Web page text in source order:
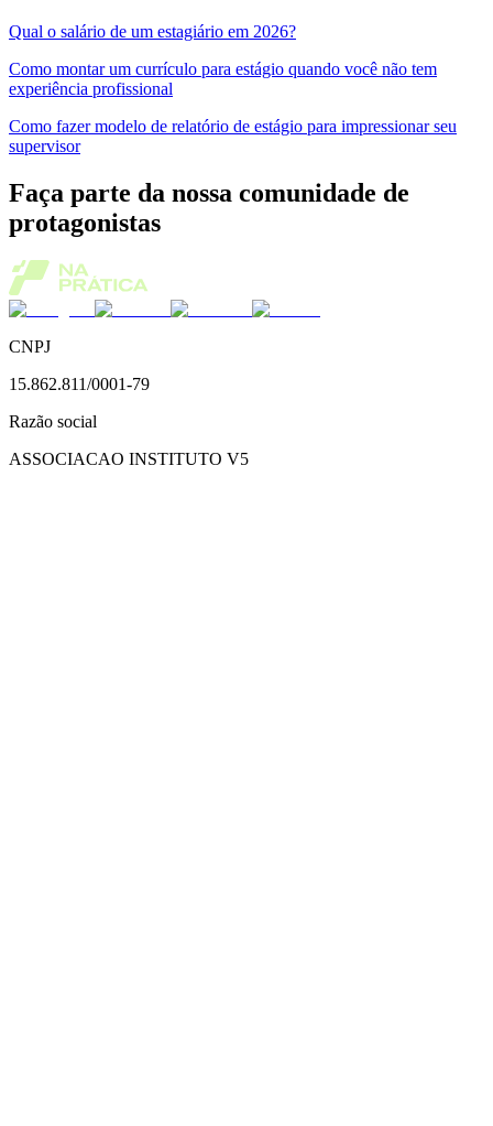
Qual o salário de um estagiário em 2026?
Como montar um currículo para estágio quando você não tem
experiência profissional
Como fazer modelo de relatório de estágio para impressionar seu
supervisor
Faça parte da nossa comunidade de
protagonistas
CNPJ
15.862.811/0001-79
Razão social
ASSOCIACAO INSTITUTO V5